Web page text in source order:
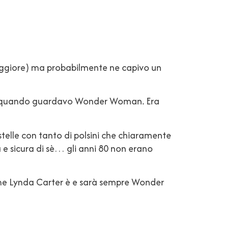
ma probabilmente ne capivo un
guardavo Wonder Woman. Era
con tanto di polsini che chiaramente
sicura di sè… gli anni 80 non erano
Lynda Carter è e sarà sempre Wonder